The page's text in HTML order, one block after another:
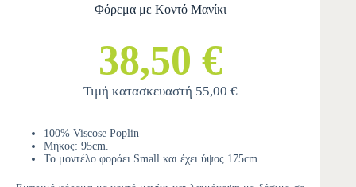
Φόρεμα με Κοντό Μανίκι
38,50 €
Τιμή κατασκευαστή55,00 €
100% Viscose Poplin
Μήκος: 95cm.
Το μοντέλο φοράει Small και έχει ύψος 175cm.